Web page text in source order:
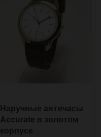
Наручные античасы
Accurate в золотом
корпусе